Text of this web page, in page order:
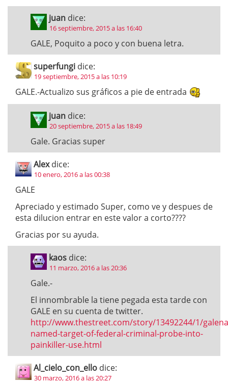
juan dice:
16 septiembre, 2015 a las 16:40
GALE, Poquito a poco y con buena letra.
superfungi dice:
19 septiembre, 2015 a las 10:19
GALE.-Actualizo sus gráficos a pie de entrada
juan dice:
20 septiembre, 2015 a las 18:49
Gale. Gracias super
Alex dice:
10 enero, 2016 a las 00:38
GALE
Apreciado y estimado Super, como ve y despues de
esta dilucion entrar en este valor a corto????
Gracias por su ayuda.
kaos dice:
11 marzo, 2016 a las 20:36
Gale.-
El innombrable la tiene pegada esta tarde con
GALE en su cuenta de twitter.
http://www.thestreet.com/story/13492244/1/
named-target-of-federal-criminal-probe-into-
painkiller-use.html
Al_cielo_con_ello dice:
30 marzo, 2016 a las 20:27